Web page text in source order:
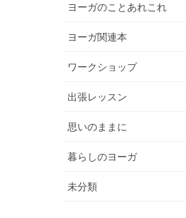
ヨーガのことあれこれ
ヨーガ関連本
ワークショップ
出張レッスン
思いのままに
暮らしのヨーガ
未分類